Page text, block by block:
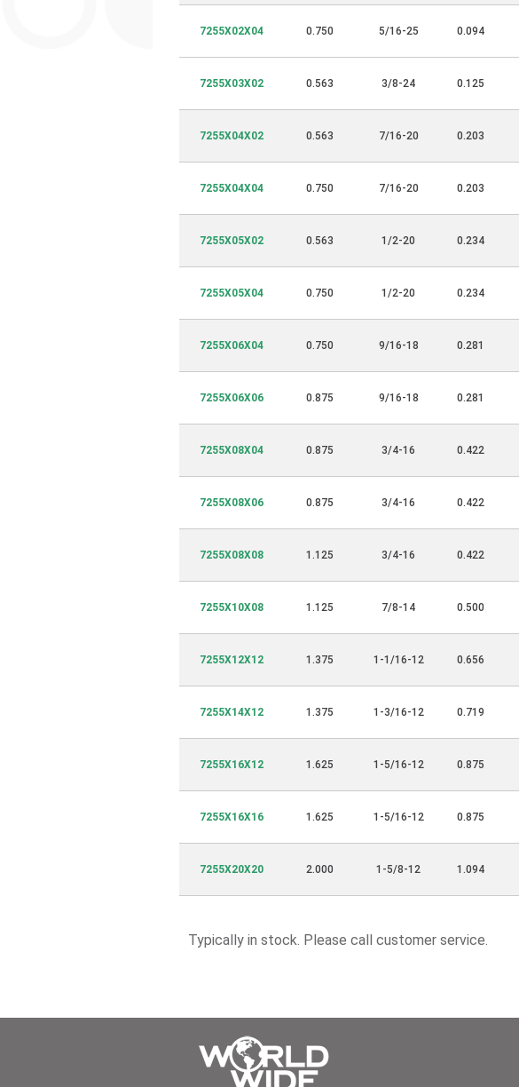
7255X02X04 0.750 5/16-25 0.094
7255X03X02 0.563 3/8-24 0.125
7255X04X02 0.563 7/16-20 0.203
7255X04X04 0.750 7/16-20 0.203
7255X05X02 0.563 1/2-20 0.234
7255X05X04 0.750 1/2-20 0.234
7255X06X04 0.750 9/16-18 0.281
7255X06X06 0.875 9/16-18 0.281
7255X08X04 0.875 3/4-16 0.422
7255X08X06 0.875 3/4-16 0.422
7255X08X08 1.125 3/4-16 0.422
7255X10X08 1.125 7/8-14 0.500
7255X12X12 1.375 1-1/16-12 0.656
7255X14X12 1.375 1-3/16-12 0.719
7255X16X12 1.625 1-5/16-12 0.875
7255X16X16 1.625 1-5/16-12 0.875
7255X20X20 2.000 1-5/8-12 1.094
Typically in stock. Please call customer service.